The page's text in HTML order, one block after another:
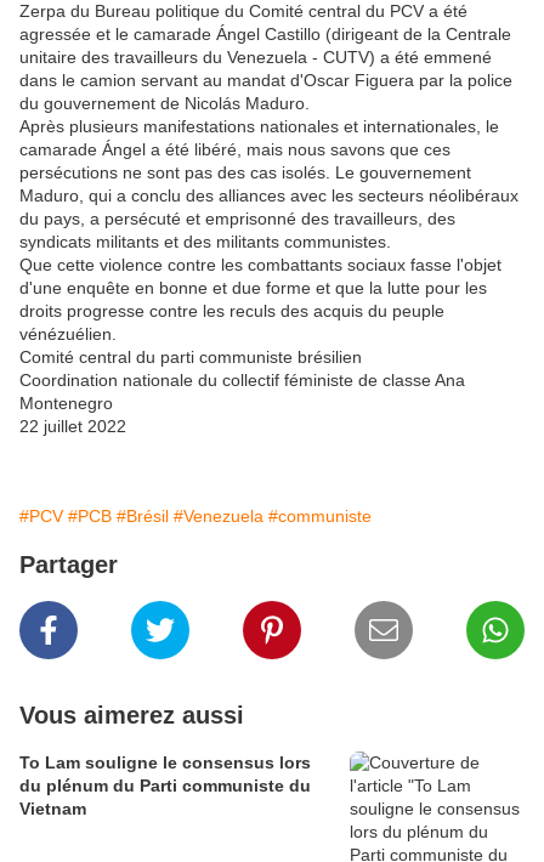
Zerpa du Bureau politique du Comité central du PCV a été
agressée et le camarade Ángel Castillo (dirigeant de la Centrale
unitaire des travailleurs du Venezuela - CUTV) a été emmené
dans le camion servant au mandat d'Oscar Figuera par la police
du gouvernement de Nicolás Maduro.
Après plusieurs manifestations nationales et internationales, le
camarade Ángel a été libéré, mais nous savons que ces
persécutions ne sont pas des cas isolés. Le gouvernement
Maduro, qui a conclu des alliances avec les secteurs néolibéraux
du pays, a persécuté et emprisonné des travailleurs, des
syndicats militants et des militants communistes.
Que cette violence contre les combattants sociaux fasse l'objet
d'une enquête en bonne et due forme et que la lutte pour les
droits progresse contre les reculs des acquis du peuple
vénézuélien.
Comité central du parti communiste brésilien
Coordination nationale du collectif féministe de classe Ana
Montenegro
22 juillet 2022
#PCV #PCB #Brésil #Venezuela #communiste
Partager
Vous aimerez aussi
To Lam souligne le consensus lors
du plénum du Parti communiste du
Vietnam